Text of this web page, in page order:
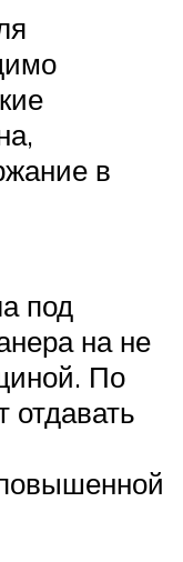
в
под
на не
По
отдавать